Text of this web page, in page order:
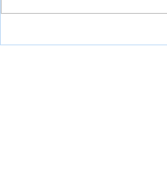
運動観察療法について